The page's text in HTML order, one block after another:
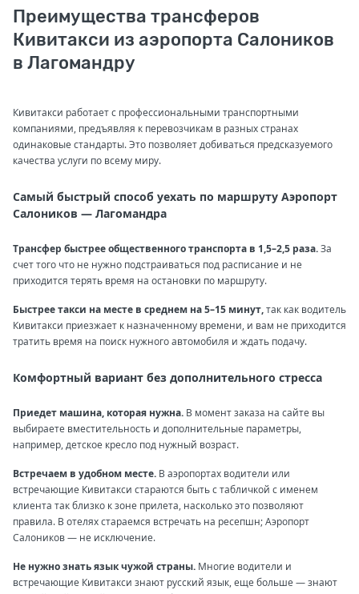
Преимущества трансферов
Кивитакси из аэропорта Салоников
в Лагомандру
Кивитакси работает с профессиональными транспортными
компаниями, предъявляя к перевозчикам в разных странах
одинаковые стандарты. Это позволяет добиваться предсказуемого
качества услуги по всему миру.
Самый быстрый способ уехать по маршруту Аэропорт
Салоников — Лагомандра
Трансфер быстрее общественного транспорта в 1,5–2,5 раза.За
счет того что не нужно подстраиваться под расписание и не
приходится терять время на остановки по маршруту.
Быстрее такси на месте в среднем на 5–15 минут,так как водитель
Кивитакси приезжает к назначенному времени, и вам не приходится
тратить время на поиск нужного автомобиля и ждать подачу.
Комфортный вариант без дополнительного стресса
Приедет машина, которая нужна. В момент заказа на сайте вы
выбираете вместительность и дополнительные параметры,
например, детское кресло под нужный возраст.
Встречаем в удобном месте. В аэропортах водители или
встречающие Кивитакси стараются быть с табличкой с именем
клиента так близко к зоне прилета, насколько это позволяют
правила. В отелях стараемся встречать на ресепшн; Аэропорт
Салоников — не исключение.
Не нужно знать язык чужой страны. Многие водители и
встречающие Кивитакси знают русский язык, еще больше — знают